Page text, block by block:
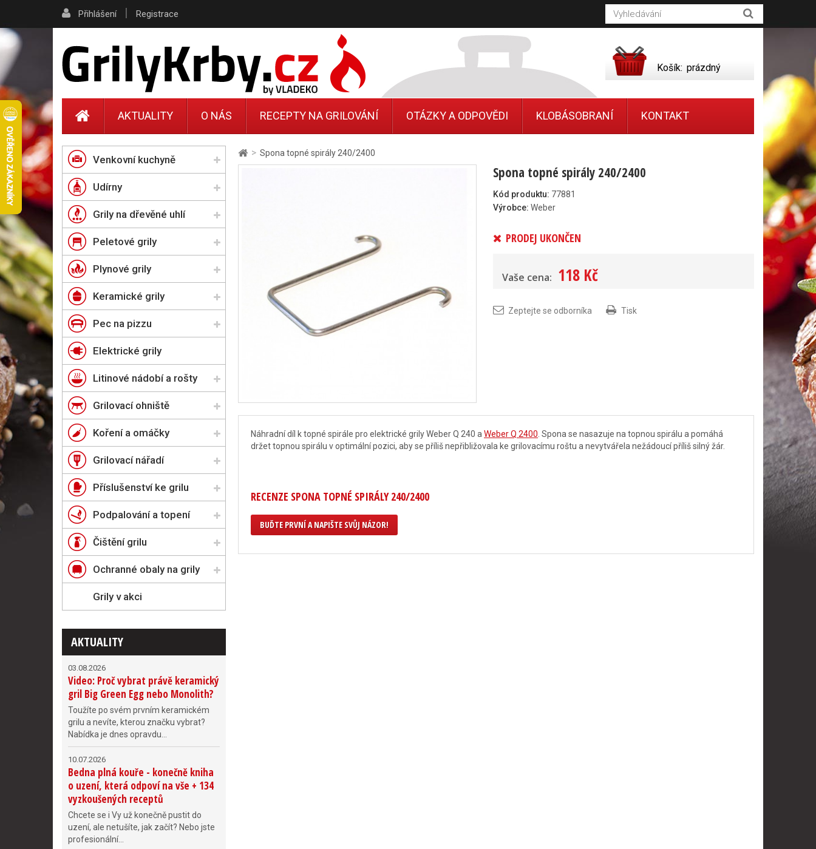
> Spona topné spirály 240/2400
Spona topné spirály 240/2400
Kód produktu: 77881
Výrobce: Weber
PRODEJ UKONČEN
Vaše cena: 118 Kč
Zeptejte se odborníka Tisk
Náhradní díl k topné spirále pro elektrické grily Weber Q 240 a Weber Q 2400 . Spona se nasazuje na topnou spirálu a pomáhá
držet topnou spirálu v optimální pozici, aby se příliš nepřibližovala ke grilovacímu roštu a nevytvářela nežádoucí příliš silný žár.
RECENZE SPONA TOPNÉ SPIRÁLY 240/2400
BUĎTE PRVNÍ A NAPIŠTE SVŮJ NÁZOR!
Venkovní kuchyně
Udírny
Grily na dřevěné uhlí
Peletové grily
Plynové grily
Keramické grily
Pec na pizzu
Elektrické grily
Litinové nádobí a rošty
Grilovací ohniště
Koření a omáčky
Grilovací nářadí
Příslušenství ke grilu
Podpalování a topení
Čištění grilu
Ochranné obaly na grily
Grily v akci
AKTUALITY
03.08.2026
Video: Proč vybrat právě keramický
gril Big Green Egg nebo Monolith?
Toužíte po svém prvním keramickém
grilu a nevíte, kterou značku vybrat?
Nabídka je dnes opravdu...
10.07.2026
Bedna plná kouře - konečně kniha
o uzení, která odpoví na vše + 134
vyzkoušených receptů
Chcete se i Vy už konečně pustit do
uzení, ale netušíte, jak začít? Nebo jste
profesionální...
Přihlášení | Registrace
Košík: prázdný
AKTUALITY O NÁS RECEPTY NA GRILOVÁNÍ OTÁZKY A ODPOVĚDI KLOBÁSOBRANÍ KONTAKT